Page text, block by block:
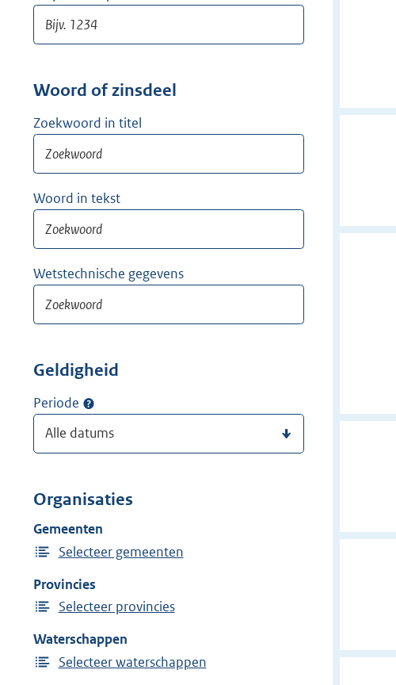
Woord of zinsdeel
Zoekwoord in titel
Woord in tekst
Wetstechnische gegevens
Geldigheid
Periode
Organisaties
Gemeenten
Selecteer gemeenten
Provincies
Selecteer provincies
Waterschappen
Selecteer waterschappen